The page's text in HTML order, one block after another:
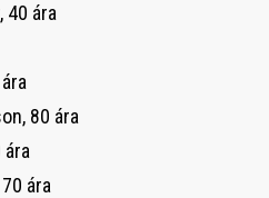
ára
80 ára
ára